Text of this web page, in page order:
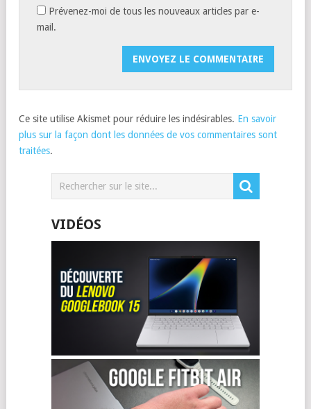
Prévenez-moi de tous les nouveaux articles par e-
mail.
Ce site utilise Akismet pour réduire les indésirables. En savoir
plus sur la façon dont les données de vos commentaires sont
traitées.
VIDÉOS